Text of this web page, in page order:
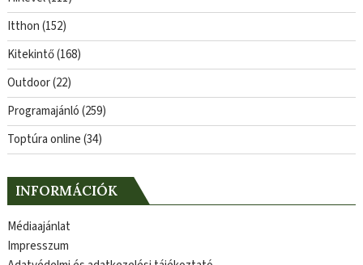
Itthon(152)
Kitekintő(168)
Outdoor(22)
Programajánló(259)
Toptúra online(34)
INFORMÁCIÓK
Médiaajánlat
Impresszum